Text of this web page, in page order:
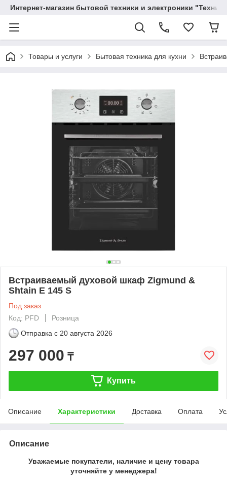
Интернет-магазин бытовой техники и электроники
Товары и услуги Бытовая техника для кухни
Встраиваемый духовой шкаф Zigmund &
Shtain E 145 S
Под заказ
Код: PFD
Розница
Отправка с 20 августа 2026
297 000 ₸
Купить
Описание Характеристики Доставка Оплата
Описание
Уважаемые покупатели, наличие и цену товара
уточняйте у менеджера!